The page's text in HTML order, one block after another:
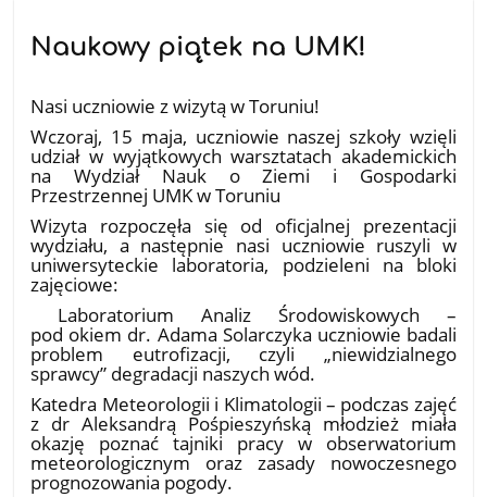
Naukowy piątek na UMK!
Nasi uczniowie z wizytą w Toruniu!
​Wczoraj, 15 maja, uczniowie naszej szkoły wzięli
udział w wyjątkowych warsztatach akademickich
na Wydział Nauk o Ziemi i Gospodarki
Przestrzennej UMK w Toruniu
​Wizyta rozpoczęła się od oficjalnej prezentacji
wydziału, a następnie nasi uczniowie ruszyli w
uniwersyteckie laboratoria, podzieleni na bloki
zajęciowe:
​ Laboratorium Analiz Środowiskowych –
pod okiem dr. Adama Solarczyka uczniowie badali
problem eutrofizacji, czyli „niewidzialnego
sprawcy” degradacji naszych wód.
Katedra Meteorologii i Klimatologii – podczas zajęć
z dr Aleksandrą Pośpieszyńską młodzież miała
okazję poznać tajniki pracy w obserwatorium
meteorologicznym oraz zasady nowoczesnego
prognozowania pogody.